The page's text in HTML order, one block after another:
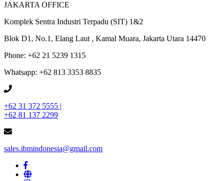
JAKARTA OFFICE
Komplek Sentra Industri Terpadu (SIT) 1&2
Blok D1, No.1, Elang Laut , Kamal Muara, Jakarta Utara 14470
Phone: +62 21 5239 1315
Whatsapp: +62 813 3353 8835
+62 31 372 5555 |
+62 81 137 2299
sales.ibmindonesia@gmail.com